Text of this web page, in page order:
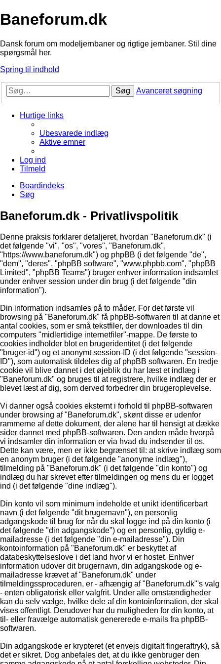
Baneforum.dk
Dansk forum om modeljernbaner og rigtige jernbaner. Stil dine
spørgsmål her.
Spring til indhold
Søg Avanceret søgning
Hurtige links
Ubesvarede indlæg
Aktive emner
Log ind
Tilmeld
Boardindeks
Søg
Baneforum.dk - Privatlivspolitik
Denne praksis forklarer detaljeret, hvordan "Baneforum.dk" (i
det følgende "vi", "os", "vores", "Baneforum.dk",
"https://www.baneforum.dk") og phpBB (i det følgende "de",
"dem", "deres", "phpBB software", "www.phpbb.com", "phpBB
Limited", "phpBB Teams") bruger enhver information indsamlet
under enhver session under din brug (i det følgende "din
information").
Din information indsamles på to måder. For det første vil
browsing på "Baneforum.dk" få phpBB-softwaren til at danne et
antal cookies, som er små tekstfiler, der downloades til din
computers "midlertidige internetfiler"-mappe. De første to
cookies indholder blot en brugeridentitet (i det følgende
"bruger-id") og et anonymt session-ID (i det følgende "session-
ID"), som automatisk tildeles dig af phpBB softwaren. En tredje
cookie vil blive dannet i det øjeblik du har læst et indlæg i
"Baneforum.dk" og bruges til at registrere, hvilke indlæg der er
blevet læst af dig, som derved forbedrer din brugeroplevelse.
Vi danner også cookies eksternt i forhold til phpBB-softwaren
under browsing af "Baneforum.dk", skønt disse er udenfor
rammerne af dette dokument, der alene har til hensigt at dække
sider dannet med phpBB-softwaren. Den anden måde hvorpå
vi indsamler din information er via hvad du indsender til os.
Dette kan være, men er ikke begrænset til: at skrive indlæg som
en anonym bruger (i det følgende "anonyme indlæg"),
tilmelding på "Baneforum.dk" (i det følgende "din konto") og
indlæg du har skrevet efter tilmeldingen og mens du er logget
ind (i det følgende "dine indlæg").
Din konto vil som minimum indeholde et unikt identificerbart
navn (i det følgende "dit brugernavn"), en personlig
adgangskode til brug for når du skal logge ind på din konto (i
det følgende "din adgangskode") og en personlig, gyldig e-
mailadresse (i det følgende "din e-mailadresse"). Din
kontoinformation på "Baneforum.dk" er beskyttet af
databeskyttelseslove i det land hvor vi er hostet. Enhver
information udover dit brugernavn, din adgangskode og e-
mailadresse krævet af "Baneforum.dk" under
tilmeldingssproceduren, er - afhængig af "Baneforum.dk"'s valg
- enten obligatorisk eller valgfrit. Under alle omstændigheder
kan du selv vælge, hvilke dele af din kontoinformation, der skal
vises offentligt. Derudover har du muligheden for din konto, at
til- eller fravælge automatisk genererede e-mails fra phpBB-
softwaren.
Din adgangskode er krypteret (et envejs digitalt fingeraftryk), så
det er sikret. Dog anbefales det, at du ikke genbruger den